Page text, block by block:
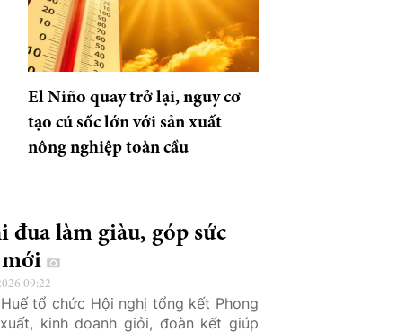
El Niño quay trở lại, nguy cơ
tạo cú sốc lớn với sản xuất
nông nghiệp toàn cầu
đua làm giàu, góp sức
09:22
tổ chức Hội nghị tổng kết Phong
kinh doanh giỏi, đoàn kết giúp